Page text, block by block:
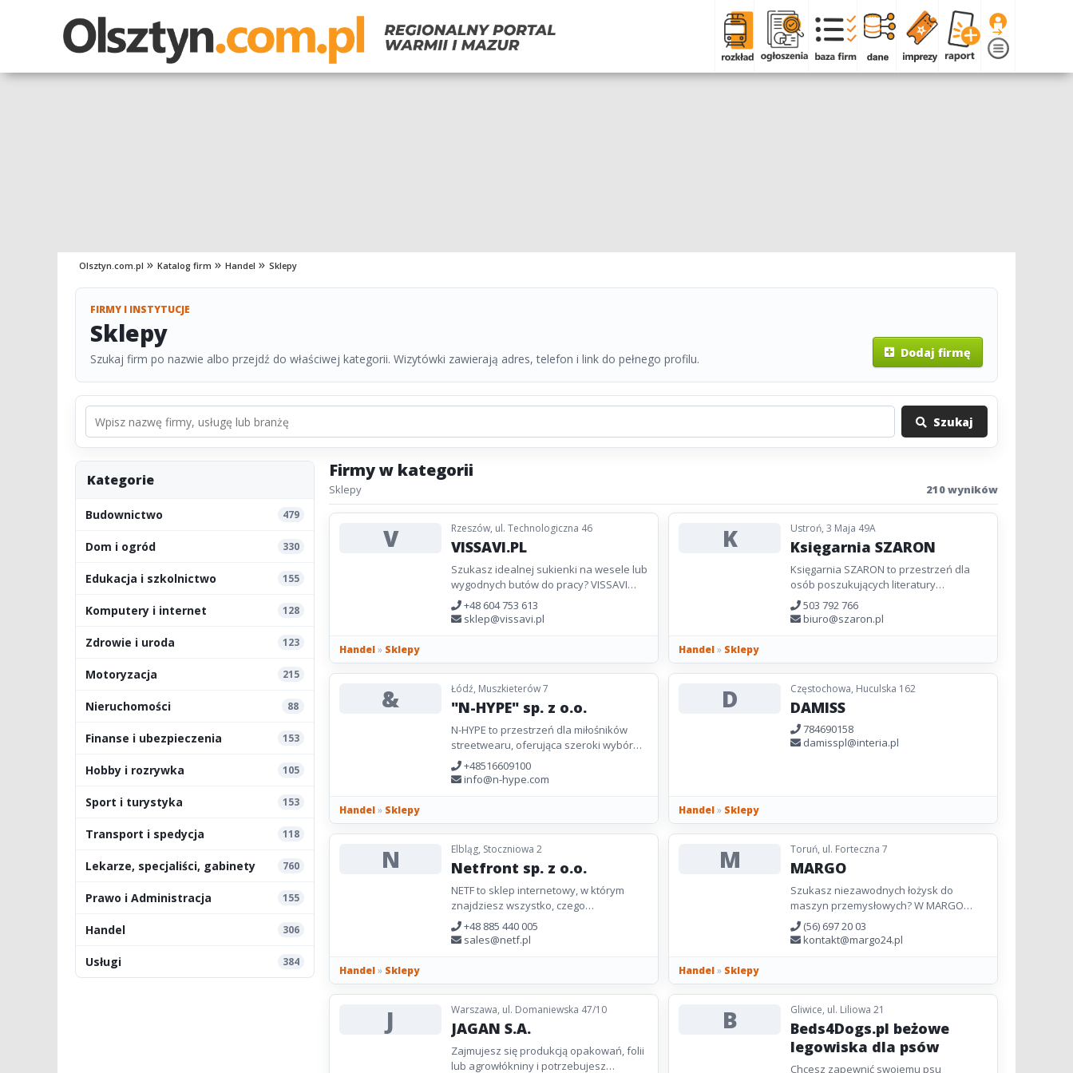
Olsztyn.com.pl Katalog firm Handel Sklepy
FIRMY I INSTYTUCJE
Sklepy
Szukaj firm po nazwie albo przejdź do właściwej kategorii. Wizytówki zawierają adres, telefon i link do pełnego profilu. Dodaj firmę
Szukaj
Kategorie
Budownictwo 479
Dom i ogród 330
Edukacja i szkolnictwo 155
Komputery i internet 128
Zdrowie i uroda 123
Motoryzacja 215
Nieruchomości 88
Finanse i ubezpieczenia 153
Hobby i rozrywka 105
Sport i turystyka 153
Transport i spedycja 118
Lekarze, specjaliści, gabinety 760
Prawo i Administracja 155
Handel 306
Usługi 384
Firmy w kategorii
Sklepy 210 wyników
V Rzeszów, ul. Technologiczna 46
VISSAVI.PL
Szukasz idealnej sukienki na wesele lub
wygodnych butów do pracy? VISSAVI
oferuje elegancką odzież damską na
każdą okazję - sukienki,...
+48 604 753 613
sklep@vissavi.pl
Handel» Sklepy
K Ustroń, 3 Maja 49A
Księgarnia SZARON
Księgarnia SZARON to przestrzeń dla
osób poszukujących literatury
chrześcijańskiej, w tym nowych Biblii,
poradników i rozważań duchowych...
503 792 766
biuro@szaron.pl
Handel» Sklepy
& Łódź, Muszkieterów 7
"N-HYPE" sp. z o.o.
N-HYPE to przestrzeń dla miłośników
streetwearu, oferująca szeroki wybór
sneakersów, odzieży i akcesoriów od
marek takich jak Nike,...
+48516609100
info@n-hype.com
Handel» Sklepy
D Częstochowa, Huculska 162
DAMISS
784690158
damisspl@interia.pl
Handel» Sklepy
N Elbląg, Stoczniowa 2
Netfront sp. z o.o.
NETF to sklep internetowy, w którym
znajdziesz wszystko, czego
potrzebujesz do stworzenia
niezawodnej infrastruktury IT.
Oferujemy H3C routery,...
+48 885 440 005
sales@netf.pl
Handel» Sklepy
M Toruń, ul. Forteczna 7
MARGO
Szukasz niezawodnych łożysk do
maszyn przemysłowych? W MARGO
zajmujemy się dostarczaniem łożysk
najwyższej jakości, takich jak
(56) 697 20 03
kontakt@margo24.pl
Handel» Sklepy
J Warszawa, ul. Domaniewska 47/10
JAGAN S.A.
Zajmujesz się produkcją opakowań, folii
lub agrowłókniny i potrzebujesz
B Gliwice, ul. Liliowa 21
Beds4Dogs.pl beżowe
legowiska dla psów
Chcesz zapewnić swojemu psu